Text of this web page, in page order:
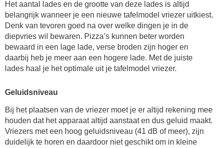
Het aantal lades en de grootte van deze lades is altijd
belangrijk wanneer je een nieuwe tafelmodel vriezer uitkiest.
Denk van tevoren goed na over welke dingen je in de
diepvries wil bewaren. Pizza’s kunnen beter worden
bewaard in een lage lade, verse broden zijn hoger en
daarbij heb je meer aan een hogere lade. Met de juiste
lades haal je het optimale uit je tafelmodel vriezer.
Geluidsniveau
Bij het plaatsen van de vriezer moet je er altijd rekening mee
houden dat het apparaat altijd aanstaat en dus geluid maakt.
Vriezers met een hoog geluidsniveau (41 dB of meer), zijn
duidelijk te horen en daardoor niet geschikt om in kleine